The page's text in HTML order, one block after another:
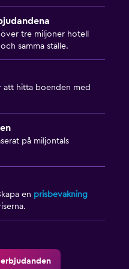
tre miljoner hotell
samma ställe.
att hitta boenden med
på miljontals
en prisbevakning